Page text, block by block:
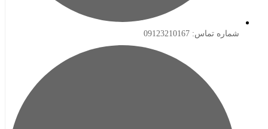
تماس: 09123210167